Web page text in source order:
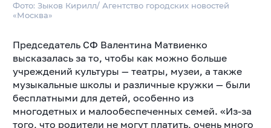
Фото: Зыков Кирилл/ Агентство городских новостей
«Москва»
Председатель СФ Валентина Матвиенко
высказалась за то, чтобы как можно больше
учреждений культуры — театры, музеи, а также
музыкальные школы и различные кружки — были
бесплатными для детей, особенно из
многодетных и малообеспеченных семей. «Из-за
того, что родители не могут платить, очень много